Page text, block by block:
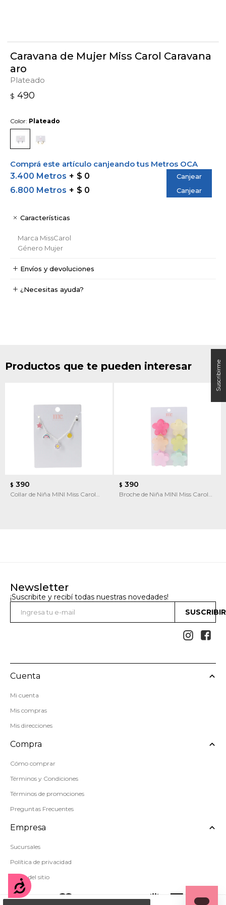
Accesibilidad
Caravana de Mujer Miss Carol Caravana
aro
Plateado
$ 490
Color: Plateado
Comprá este artículo canjeando tus Metros OCA
3.400 Metros
$ 0 Canjear
6.800 Metros $ 0 Canjear
Características
Marca MissCarol
Género Mujer
Envíos y devoluciones
¿Necesitas ayuda?
Productos que te pueden interesar
$ 390
Collar de Niña MINI Miss Carol
$ 390
Broche de Niña MINI Miss Carol
Newsletter
¡Suscribite y recibí todas nuestras novedades!
 
Cuenta
Mi cuenta
Mis compras
Mis direcciones
Compra
Cómo comprar
Términos y Condiciones
Términos de promociones
Preguntas Frecuentes
Empresa
Sucursales
Política de privacidad
Mapa del sitio